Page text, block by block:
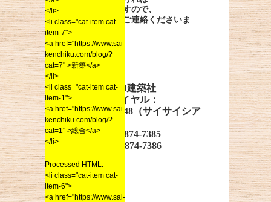
対応いたしますので、
お気兼ねなくご連絡くださいま
お問い合わせは
こちらまで
株式会社SAI建築社
・フリーダイヤル：
0120-313148（サイサイシア
ワセ）
・Tel ：092-874-7385
・Fax：092-874-7386
</li>
<li class="cat-item cat-
item-7">
<a href="https://www.sai-
kenchiku.com/blog/?
cat=7" >新築</a>
</li>
<li class="cat-item cat-
item-1">
<a href="https://www.sai-
kenchiku.com/blog/?
cat=1" >総合</a>
</li>
Processed HTML:
<li class="cat-item cat-
item-6">
<a href="https://www.sai-